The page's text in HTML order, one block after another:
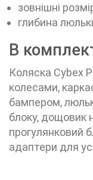
зовнішні
глибина
В
Коляска Cybex
колесами,
бампером,
блоку, дощовик
прогулянковий
адаптери для